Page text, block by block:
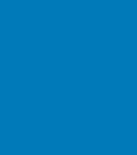
设后，再
，用一块完整的膨润土防水毯
盖，重叠
使膨润土防水毯与坡面或护岸
程发展